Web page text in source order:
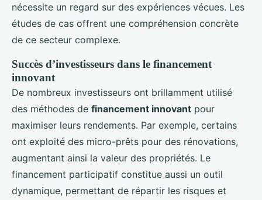
nécessite un regard sur des expériences vécues. Les
études de cas offrent une compréhension concrète
de ce secteur complexe.
Succès d’investisseurs dans le financement
innovant
De nombreux investisseurs ont brillamment utilisé
des méthodes de financement innovant pour
maximiser leurs rendements. Par exemple, certains
ont exploité des micro-prêts pour des rénovations,
augmentant ainsi la valeur des propriétés. Le
financement participatif constitue aussi un outil
dynamique, permettant de répartir les risques et